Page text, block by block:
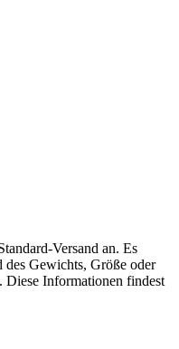
Versand an. Es
Gewichts, Größe oder
Diese Informationen findest